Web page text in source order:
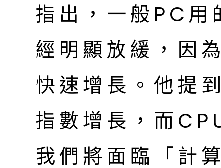
指出，一般PC
經明顯放緩，因
快速增長。他提
指數增長，而
我們將面臨「計